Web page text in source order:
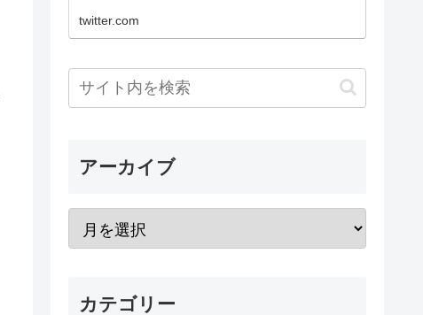
twitter.com
アーカイブ
カテゴリー